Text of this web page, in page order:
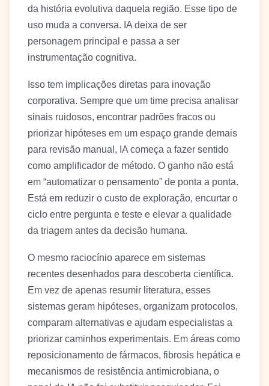
da história evolutiva daquela região. Esse tipo de
uso muda a conversa. IA deixa de ser
personagem principal e passa a ser
instrumentação cognitiva.
Isso tem implicações diretas para inovação
corporativa. Sempre que um time precisa analisar
sinais ruidosos, encontrar padrões fracos ou
priorizar hipóteses em um espaço grande demais
para revisão manual, IA começa a fazer sentido
como amplificador de método. O ganho não está
em “automatizar o pensamento” de ponta a ponta.
Está em reduzir o custo de exploração, encurtar o
ciclo entre pergunta e teste e elevar a qualidade
da triagem antes da decisão humana.
O mesmo raciocínio aparece em sistemas
recentes desenhados para descoberta científica.
Em vez de apenas resumir literatura, esses
sistemas geram hipóteses, organizam protocolos,
comparam alternativas e ajudam especialistas a
priorizar caminhos experimentais. Em áreas como
reposicionamento de fármacos, fibrosis hepática e
mecanismos de resistência antimicrobiana, o